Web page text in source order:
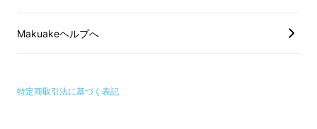
Makuakeヘルプへ
特定商取引法に基づく表記